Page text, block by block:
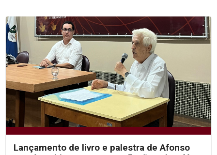
Lançamento de livro e palestra de Afonso